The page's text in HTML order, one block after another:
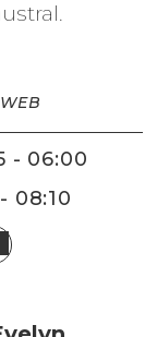
- 06:00
08:10